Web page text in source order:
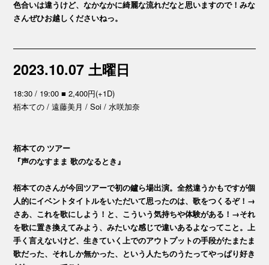
色合いは違うけど、なかなかに綺麗な流れだなと思いますので！みな
さんぜひお越しくださいねっ。
2023.10.07 土曜日
18:30 / 19:00 ■ 2,400円(+1D)
栢本ての / 遠藤美月 / Soi / 水咲加奈
栢本ての ツアー
『声のなすまま 歌のなるとき』
栢本てのさんが今回ツアーで初の鑪ら場出演。全然違うかもですが個
人的にイベントタイトルをいただいて思ったのは、歌をつくるぞ！→
さあ、これを歌にしよう！と、こういう気持ちや体験がある！→それ
を歌に置き換えてみよう、みたいな感じで違いあるよなってこと。上
手く言えないけど、生きていく上でのアウトプットの手段がたまたま
歌だった、それしか無かった、という人たちのうたってやっぱり好き